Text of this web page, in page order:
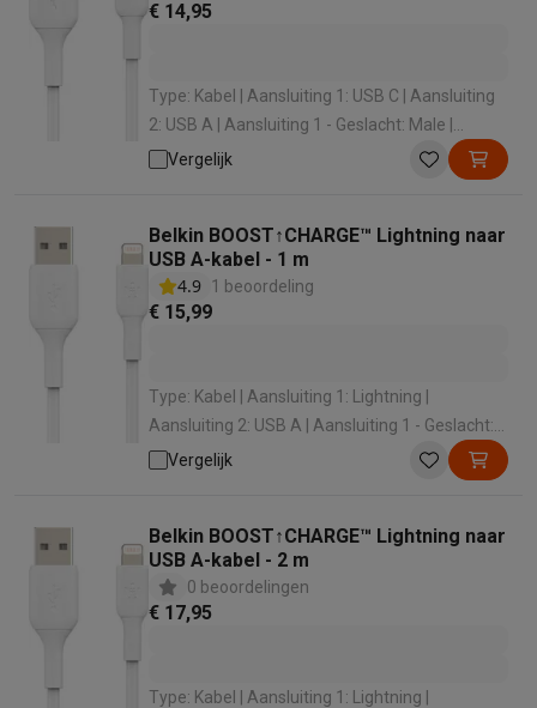
€ 14,95
Type: Kabel | Aansluiting 1: USB C | Aansluiting
2: USB A | Aansluiting 1 - Geslacht: Male |
Aansluiting 2 - Geslacht: Male
Vergelijk
Belkin BOOST↑CHARGE™ Lightning naar
USB A-kabel - 1 m
4.9 1 beoordeling
€ 15,99
Type: Kabel | Aansluiting 1: Lightning |
Aansluiting 2: USB A | Aansluiting 1 - Geslacht:
Male | Aansluiting 2 - Geslacht: Male
Vergelijk
Belkin BOOST↑CHARGE™ Lightning naar
USB A-kabel - 2 m
0 beoordelingen
€ 17,95
Type: Kabel | Aansluiting 1: Lightning |